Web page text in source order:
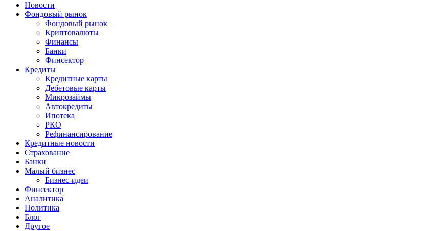
Новости
Фондовый рынок
Фондовый рынок
Криптовалюты
Финансы
Банки
Финсектор
Кредиты
Кредитные карты
Дебетовые карты
Микрозаймы
Автокредиты
Ипотека
РКО
Рефинансирование
Кредитные новости
Страхование
Банки
Малый бизнес
Бизнес-идеи
Финсектор
Аналитика
Политика
Блог
Другое